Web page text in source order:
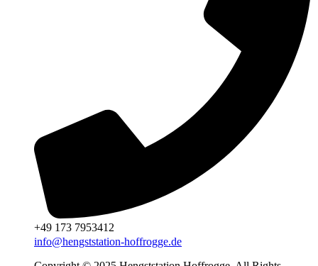
+49 173 7953412
info@hengststation-hoffrogge.de